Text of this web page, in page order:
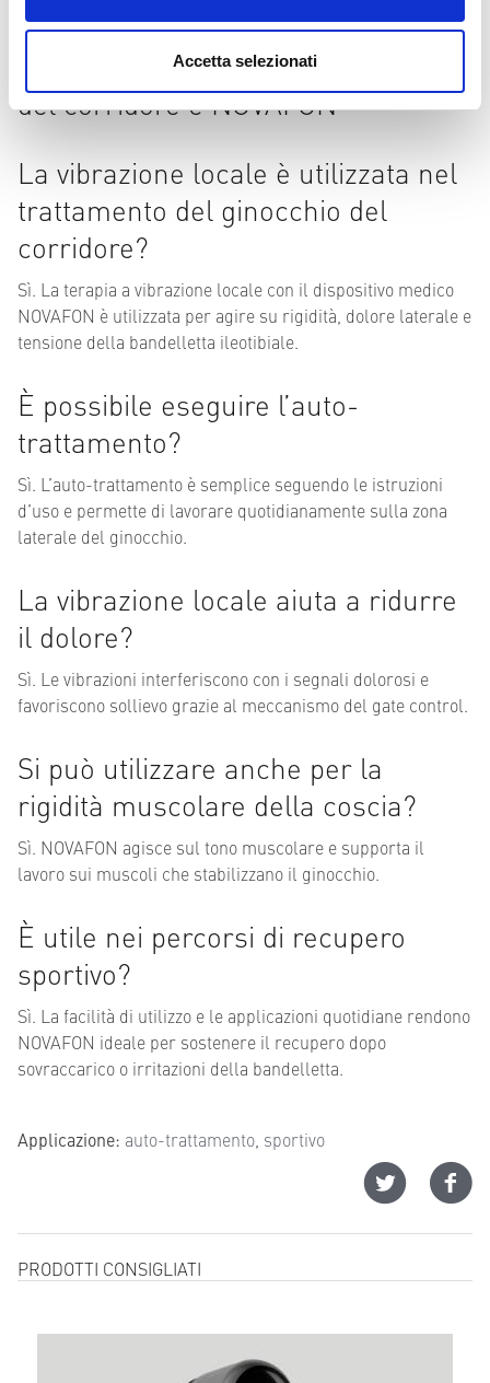
Accetta selezionati
Domande frequenti sul ginocchio
del corridore e NOVAFON
La vibrazione locale è utilizzata nel
trattamento del ginocchio del
corridore?
Sì. La terapia a vibrazione locale con il dispositivo medico
NOVAFON è utilizzata per agire su rigidità, dolore laterale e
tensione della bandelletta ileotibiale.
È possibile eseguire l’auto-
trattamento?
Sì. L’auto-trattamento è semplice seguendo le istruzioni
d’uso e permette di lavorare quotidianamente sulla zona
laterale del ginocchio.
La vibrazione locale aiuta a ridurre
il dolore?
Sì. Le vibrazioni interferiscono con i segnali dolorosi e
favoriscono sollievo grazie al meccanismo del gate control.
Si può utilizzare anche per la
rigidità muscolare della coscia?
Sì. NOVAFON agisce sul tono muscolare e supporta il
lavoro sui muscoli che stabilizzano il ginocchio.
È utile nei percorsi di recupero
sportivo?
Sì. La facilità di utilizzo e le applicazioni quotidiane rendono
NOVAFON ideale per sostenere il recupero dopo
sovraccarico o irritazioni della bandelletta.
Applicazione: auto-trattamento sportivo
PRODOTTI CONSIGLIATI